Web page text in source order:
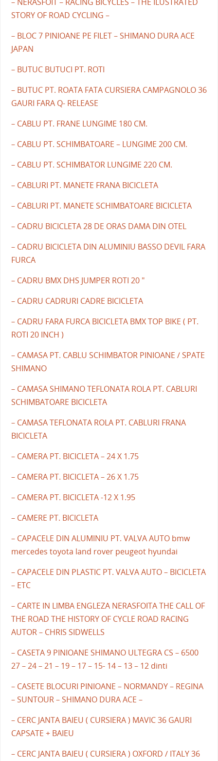
– NERASFOIT – RACING BICYCLES – THE ILUSTRATED
STORY OF ROAD CYCLING –
– BLOC 7 PINIOANE PE FILET – SHIMANO DURA ACE
JAPAN
– BUTUC BUTUCI PT. ROTI
– BUTUC PT. ROATA FATA CURSIERA CAMPAGNOLO 36
GAURI FARA Q- RELEASE
– CABLU PT. FRANE LUNGIME 180 CM.
– CABLU PT. SCHIMBATOARE – LUNGIME 200 CM.
– CABLU PT. SCHIMBATOR LUNGIME 220 CM.
– CABLURI PT. MANETE FRANA BICICLETA
– CABLURI PT. MANETE SCHIMBATOARE BICICLETA
– CADRU BICICLETA 28 DE ORAS DAMA DIN OTEL
– CADRU BICICLETA DIN ALUMINIU BASSO DEVIL FARA
FURCA
– CADRU BMX DHS JUMPER ROTI 20 "
– CADRU CADRURI CADRE BICICLETA
– CADRU FARA FURCA BICICLETA BMX TOP BIKE ( PT.
ROTI 20 INCH )
– CAMASA PT. CABLU SCHIMBATOR PINIOANE / SPATE
SHIMANO
– CAMASA SHIMANO TEFLONATA ROLA PT. CABLURI
SCHIMBATOARE BICICLETA
– CAMASA TEFLONATA ROLA PT. CABLURI FRANA
BICICLETA
– CAMERA PT. BICICLETA – 24 X 1.75
– CAMERA PT. BICICLETA – 26 X 1.75
– CAMERA PT. BICICLETA -12 X 1.95
– CAMERE PT. BICICLETA
– CAPACELE DIN ALUMINIU PT. VALVA AUTO bmw
mercedes toyota land rover peugeot hyundai
– CAPACELE DIN PLASTIC PT. VALVA AUTO – BICICLETA
– ETC
– CARTE IN LIMBA ENGLEZA NERASFOITA THE CALL OF
THE ROAD THE HISTORY OF CYCLE ROAD RACING
AUTOR – CHRIS SIDWELLS
– CASETA 9 PINIOANE SHIMANO ULTEGRA CS – 6500
27 – 24 – 21 – 19 – 17 – 15- 14 – 13 – 12 dinti
– CASETE BLOCURI PINIOANE – NORMANDY – REGINA
– SUNTOUR – SHIMANO DURA ACE –
– CERC JANTA BAIEU ( CURSIERA ) MAVIC 36 GAURI
CAPSATE + BAIEU
– CERC JANTA BAIEU ( CURSIERA ) OXFORD / ITALY 36